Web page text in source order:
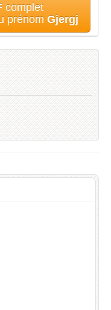
complet
prénom Gjergj